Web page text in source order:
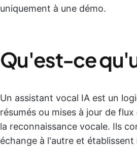
uniquement à une démo.
Qu'est-ce
Un assistant vocal IA est un
résumés ou mises à jour de
la reconnaissance vocale. Ils
échange à l'autre et